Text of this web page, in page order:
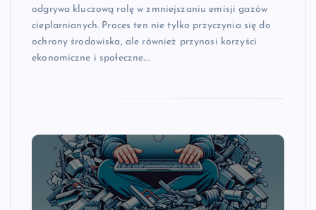
odgrywa kluczową rolę w zmniejszaniu emisji gazów
cieplarnianych. Proces ten nie tylko przyczynia się do
ochrony środowiska, ale również przynosi korzyści
ekonomiczne i społeczne.…